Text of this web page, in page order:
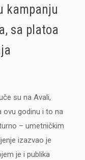
kampanju
sa platoa
su na Avali,
ovu godinu i to na
– umetničkim
izazvao je
je i publika